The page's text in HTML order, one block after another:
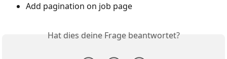
Add pagination on job page
Hat dies deine Frage beantwortet?